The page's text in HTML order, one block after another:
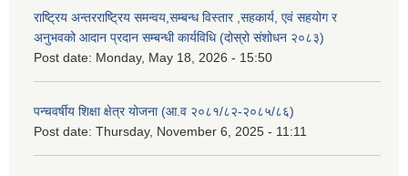
राष्ट्रिय अन्तरराष्ट्रिय समन्वय,सम्बन्ध विस्तार ,सहकार्य, एवं सहयोग र
अनुभवको आदान प्रदान सम्बन्धी कार्यविधि (दोस्रो संशोधन २०८३)
Post date: Monday, May 18, 2026 - 15:50
पन्चवर्षीय शिक्षा क्षेत्र योजना (आ.व २०८१/८२-२०८५/८६)
Post date: Thursday, November 6, 2025 - 11:11